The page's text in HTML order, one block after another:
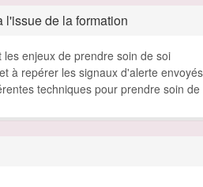
de la formation
enjeux de prendre soin de soi
à repérer les signaux d'alerte
techniques pour prendre soin de